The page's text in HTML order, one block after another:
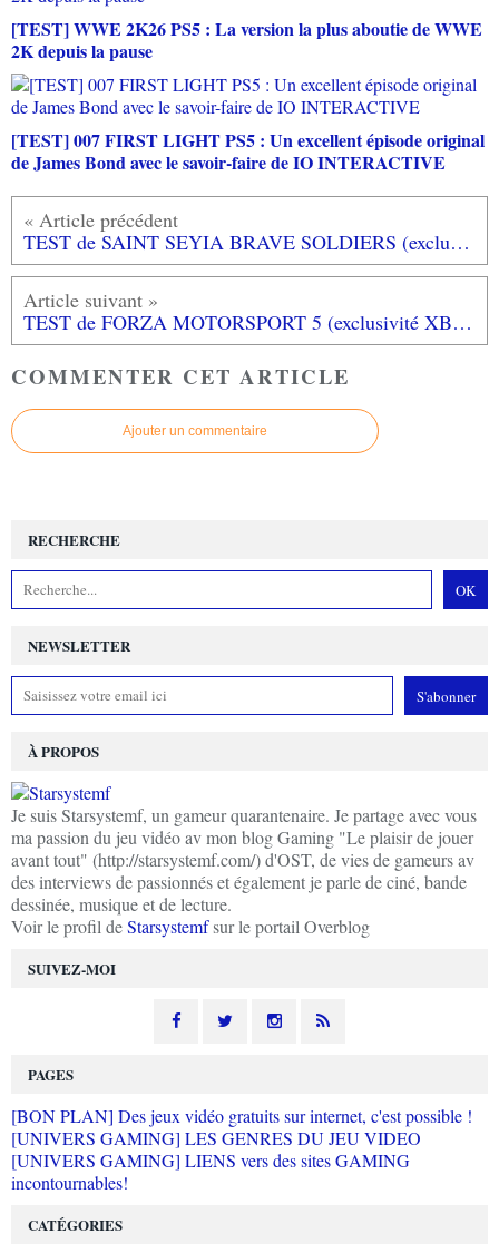
[TEST] WWE 2K26 PS5 : La version la plus aboutie de WWE
2K depuis la pause
[TEST] 007 FIRST LIGHT PS5 : Un excellent épisode original
de James Bond avec le savoir-faire de IO INTERACTIVE
TEST de SAINT SEYIA BRAVE SOLDIERS (exclusivité PS3): ça rappelle de bons souvenirs...
TEST de FORZA MOTORSPORT 5 (exclusivité XBOX ONE): GENIAL!!! mais c'est tout?...
COMMENTER CET ARTICLE
Ajouter un commentaire
NEWSLETTER
SUIVEZ-MOI
RECHERCHE
À PROPOS
Je suis Starsystemf, un gameur quarantenaire. Je partage avec vous
ma passion du jeu vidéo av mon blog Gaming "Le plaisir de jouer
avant tout" (http://starsystemf.com/) d'OST, de vies de gameurs av
des interviews de passionnés et également je parle de ciné, bande
dessinée, musique et de lecture.
Voir le profil deStarsystemfsur le portail Overblog
PAGES
[BON PLAN] Des jeux vidéo gratuits sur internet, c'est possible !
[UNIVERS GAMING] LES GENRES DU JEU VIDEO
[UNIVERS GAMING] LIENS vers des sites GAMING
incontournables!
CATÉGORIES